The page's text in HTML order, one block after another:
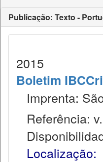
Publicação: Texto -
2015
Boletim
Imprenta:
Referência:
Localização: